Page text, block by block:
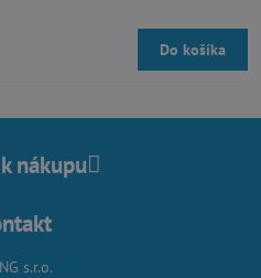
Do košíka
nákupu
s.r.o.